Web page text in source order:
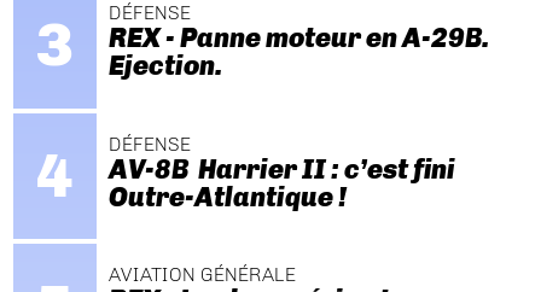
DÉFENSE
REX - Panne moteur en A-29B.
Ejection.
DÉFENSE
AV-8B Harrier II : c’est fini
Outre-Atlantique !
AVIATION GÉNÉRALE